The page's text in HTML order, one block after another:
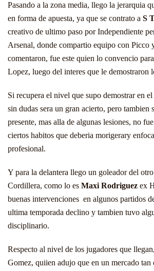
Pasando a la zona media, llego la jerarquia
en forma de apuesta, ya que se contrato a S
creativo de ultimo paso por Independiente
Arsenal, donde compartio equipo con Picco
comentaron, fue este quien lo convencio
Lopez, luego del interes que le demostraron
Si recupera el nivel que supo demostrar en
sin dudas sera un gran acierto, pero tambien
presente, mas alla de algunas lesiones, no
ciertos habitos que deberia morigerary
profesional.
Y para la delantera llego un goleador del
Cordillera, como lo es Maxi Rodriguez ex
buenas intervenciones en algunos partidos
ultima temporada declino y tambien tuvo
disciplinario.
Respecto al nivel de los jugadores que
Gomez, quiien adujo que en un mercado tan